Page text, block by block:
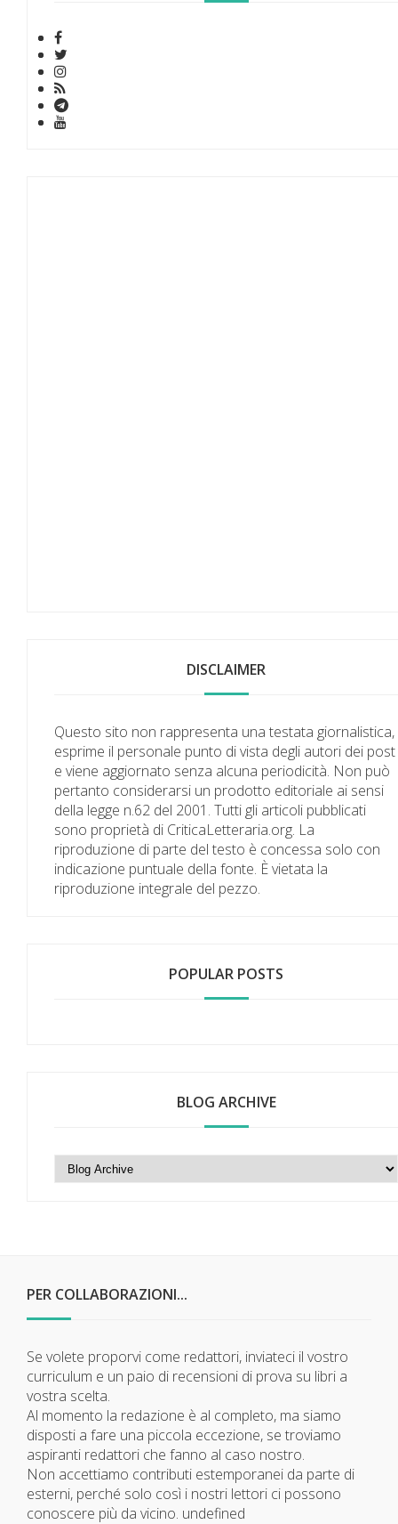
DISCLAIMER
Questo sito non rappresenta una testata giornalistica,
esprime il personale punto di vista degli autori dei post
e viene aggiornato senza alcuna periodicità. Non può
pertanto considerarsi un prodotto editoriale ai sensi
della legge n.62 del 2001. Tutti gli articoli pubblicati
sono proprietà di CriticaLetteraria.org. La
riproduzione di parte del testo è concessa solo con
indicazione puntuale della fonte. È vietata la
riproduzione integrale del pezzo.
POPULAR POSTS
BLOG ARCHIVE
PER COLLABORAZIONI...
Se volete proporvi come redattori, inviateci il vostro
curriculum e un paio di recensioni di prova su libri a
vostra scelta.
Al momento la redazione è al completo, ma siamo
disposti a fare una piccola eccezione, se troviamo
aspiranti redattori che fanno al caso nostro.
Non accettiamo contributi estemporanei da parte di
esterni, perché solo così i nostri lettori ci possono
conoscere più da vicino. undefined